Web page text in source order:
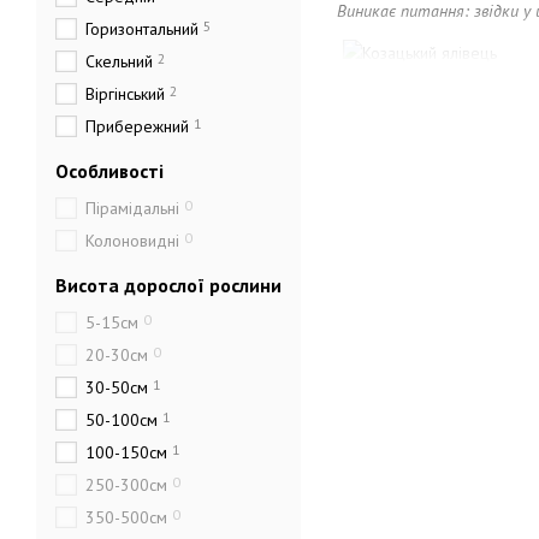
Виникає питання: звідки у
Горизонтальний 5
Скельний 2
Віргінський 2
Прибережний 1
Особливості
Пірамідальні 0
Колоновидні 0
Висота дорослої рослини
5-15см 0
20-30см 0
30-50см 1
50-100см 1
100-150см 1
250-300см 0
350-500см 0